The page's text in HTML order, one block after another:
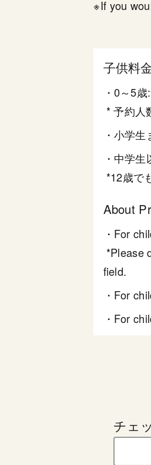
※If you
子供料
・0～5
* 予約人
・小学
・中学
*12歳で
About
・For
*Please
field.
・For
・For
チェ